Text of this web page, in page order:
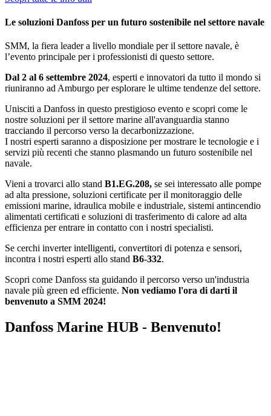
Le soluzioni Danfoss per un futuro sostenibile nel settore navale
SMM, la fiera leader a livello mondiale per il settore navale, è
l’evento principale per i professionisti di questo settore.
Dal 2 al 6 settembre 2024, esperti e innovatori da tutto il mondo si
riuniranno ad Amburgo per esplorare le ultime tendenze del settore.
Unisciti a Danfoss in questo prestigioso evento e scopri come le
nostre soluzioni per il settore marine all'avanguardia stanno
tracciando il percorso verso la decarbonizzazione.
I nostri esperti saranno a disposizione per mostrare le tecnologie e i
servizi più recenti che stanno plasmando un futuro sostenibile nel
navale.
Vieni a trovarci allo stand B1.EG.208, se sei interessato alle pompe
ad alta pressione, soluzioni certificate per il monitoraggio delle
emissioni marine, idraulica mobile e industriale, sistemi antincendio
alimentati certificati e soluzioni di trasferimento di calore ad alta
efficienza per entrare in contatto con i nostri specialisti.
Se cerchi inverter intelligenti, convertitori di potenza e sensori,
incontra i nostri esperti allo stand B6-332.
Scopri come Danfoss sta guidando il percorso verso un'industria
navale più green ed efficiente. Non vediamo l'ora di darti il
benvenuto a SMM 2024!
Danfoss Marine HUB - Benvenuto!